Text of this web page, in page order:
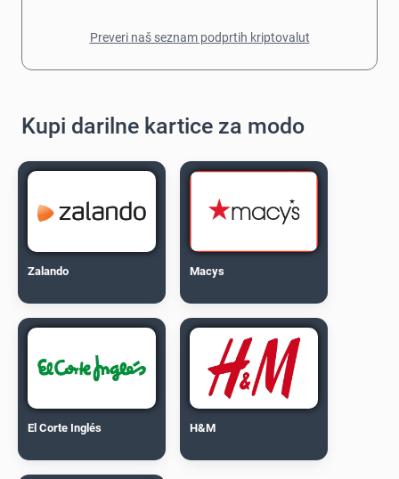
Preveri naš seznam podprtih kriptovalut
Kupi darilne kartice za modo
Zalando Macys
El Corte Inglés H&M